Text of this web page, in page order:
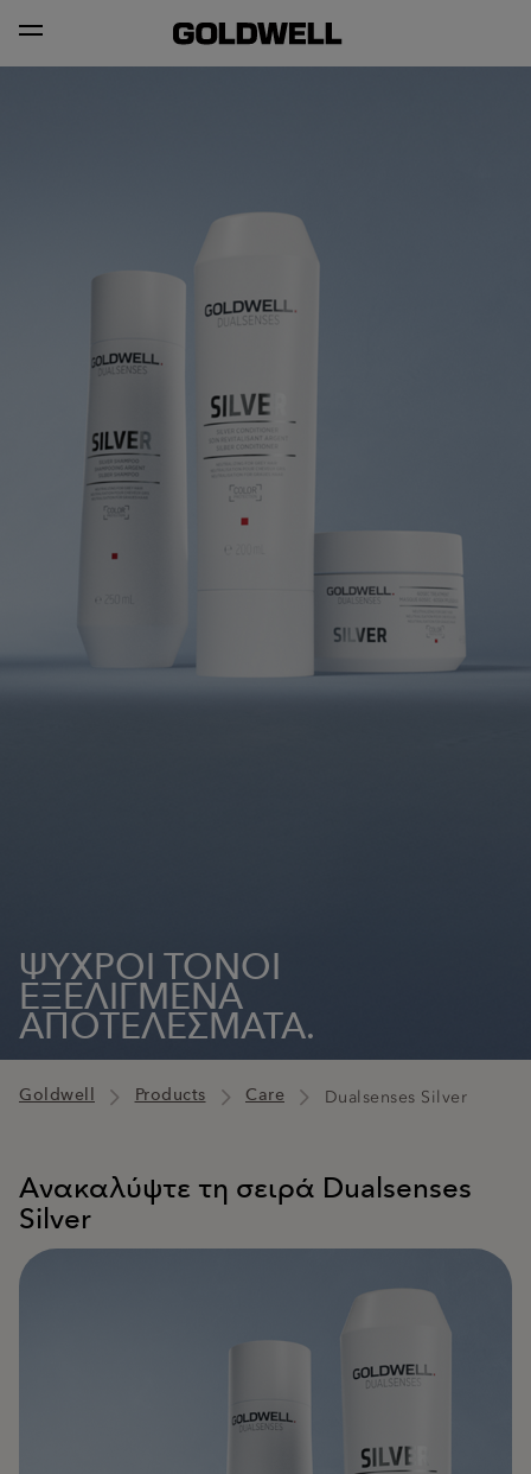
ΨΥΧΡΟΙ ΤΟΝΟΙ
ΕΞΕΛΙΓΜΕΝΑ
ΑΠΟΤΕΛΕΣΜΑΤΑ.
Goldwell Products Care Dualsenses Silver
Ανακαλύψτε τη σειρά Dualsenses
Silver